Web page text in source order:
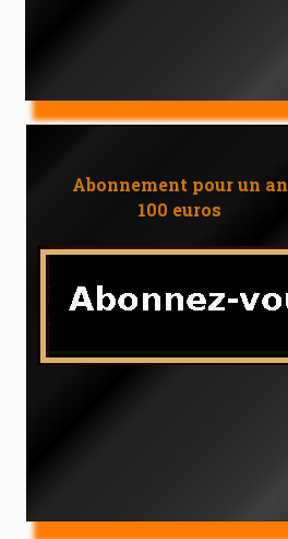
Abonnement pour un an
100 euros